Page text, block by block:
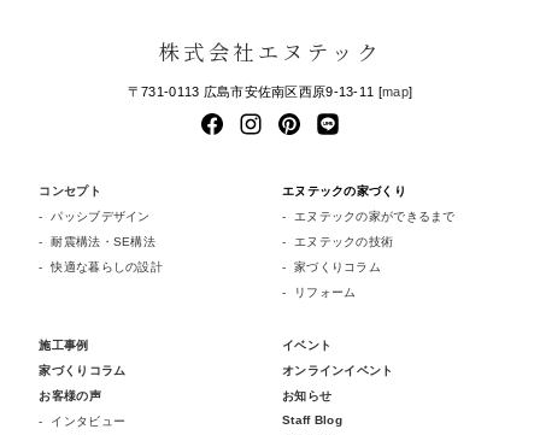
株式会社エヌテック
〒731-0113 広島市安佐南区西原9-13-11 [map]
コンセプト
パッシブデザイン
耐震構法・SE構法
快適な暮らしの設計
エヌテックの家づくり
エヌテックの家ができるまで
エヌテックの技術
家づくりコラム
リフォーム
施工事例
家づくりコラム
お客様の声
インタビュー
イベント
オンラインイベント
お知らせ
Staff Blog